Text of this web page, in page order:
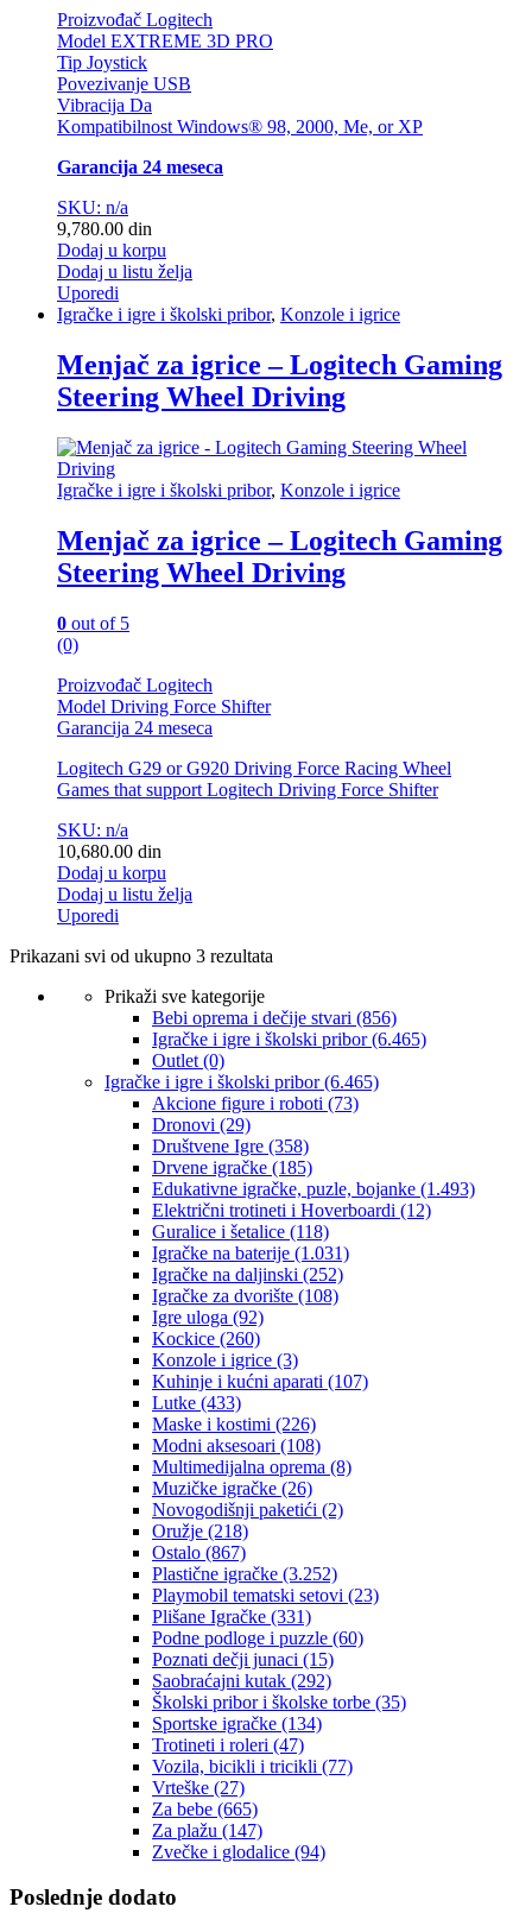
Proizvođač Logitech
Model EXTREME 3D PRO
Tip Joystick
Povezivanje USB
Vibracija Da
Kompatibilnost Windows® 98, 2000, Me, or XP
Garancija 24 meseca
SKU: n/a
9,780.00 din
Dodaj u korpu
Dodaj u listu želja
Uporedi
Igračke i igre i školski pribor, Konzole i igrice
Menjač za igrice – Logitech Gaming
Steering Wheel Driving
Igračke i igre i školski pribor, Konzole i igrice
Menjač za igrice – Logitech Gaming
Steering Wheel Driving
0 out of 5
(0)
Proizvođač Logitech
Model Driving Force Shifter
Garancija 24 meseca
Logitech G29 or G920 Driving Force Racing Wheel
Games that support Logitech Driving Force Shifter
SKU: n/a
10,680.00 din
Dodaj u korpu
Dodaj u listu želja
Uporedi
Prikazani svi od ukupno 3 rezultata
Prikaži sve kategorije
Bebi oprema i dečije stvari (856)
Igračke i igre i školski pribor(6.465)
Outlet (0)
Igračke i igre i školski pribor(6.465)
Akcione figure i roboti (73)
Dronovi (29)
Društvene Igre (358)
Drvene igračke (185)
Edukativne igračke, puzle, bojanke (1.493)
Električni trotineti i Hoverboardi (12)
Guralice i šetalice (118)
Igračke na baterije (1.031)
Igračke na daljinski (252)
‎Igračke za dvorište (108)
Igre uloga (92)
Kockice (260)
Konzole i igrice (3)
Kuhinje i kućni aparati (107)
Lutke (433)
Maske i kostimi (226)
Modni aksesoari (108)
Multimedijalna oprema (8)
Muzičke igračke (26)
Novogodišnji paketići (2)
Oružje (218)
Ostalo (867)
Plastične igračke (3.252)
Playmobil tematski setovi (23)
Plišane Igračke (331)
Podne podloge i puzzle (60)
Poznati dečji junaci (15)
Saobraćajni kutak (292)
Školski pribor i školske torbe (35)
Sportske igračke (134)
Trotineti i roleri (47)
Vozila, bicikli i tricikli (77)
Vrteške (27)
Za bebe (665)
Za plažu (147)
Zvečke i glodalice (94)
Poslednje dodato